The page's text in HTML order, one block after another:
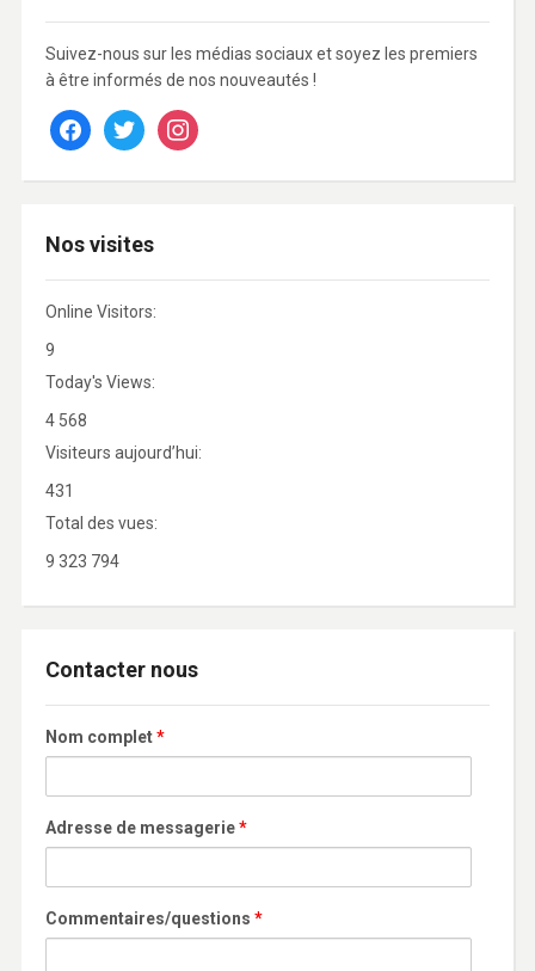
Suivez-nous sur les médias sociaux et soyez les premiers
à être informés de nos nouveautés !
facebooktwitter instagram
Nos visites
Online Visitors:
9
Today's Views:
4 568
Visiteurs aujourd’hui:
431
Total des vues:
9 323 794
Contacter nous
Nom complet*
Adresse de messagerie*
Commentaires/questions *